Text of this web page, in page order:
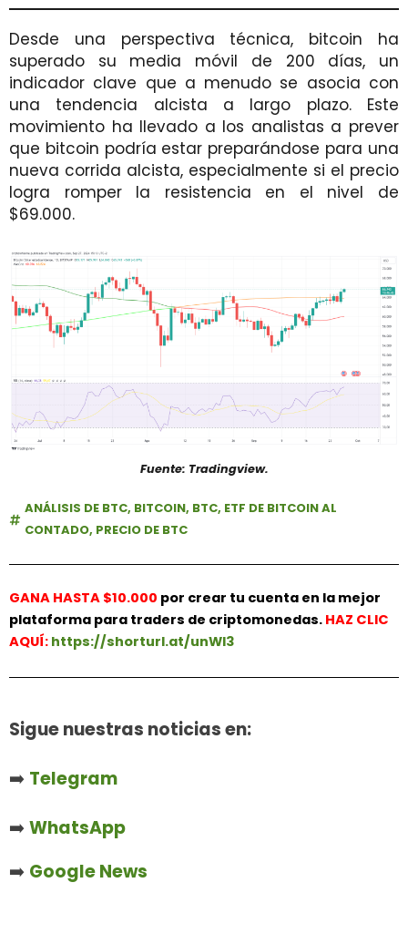
Desde una perspectiva técnica, bitcoin ha
superado su media móvil de 200 días, un
indicador clave que a menudo se asocia con
una tendencia alcista a largo plazo. Este
movimiento ha llevado a los analistas a prever
que bitcoin podría estar preparándose para una
nueva corrida alcista, especialmente si el precio
logra romper la resistencia en el nivel de
$69.000.
Fuente: Tradingview.
ANÁLISIS DE BTC, BITCOIN, BTC, ETF DE BITCOIN AL
CONTADO, PRECIO DE BTC
GANA HASTA $10.000 por crear tu cuenta en la mejor
plataforma para traders de criptomonedas. HAZ CLIC
AQUÍ: https://shorturl.at/unWl3
Sigue nuestras noticias en:
➡️ Telegram
➡️WhatsApp
➡️ Google News